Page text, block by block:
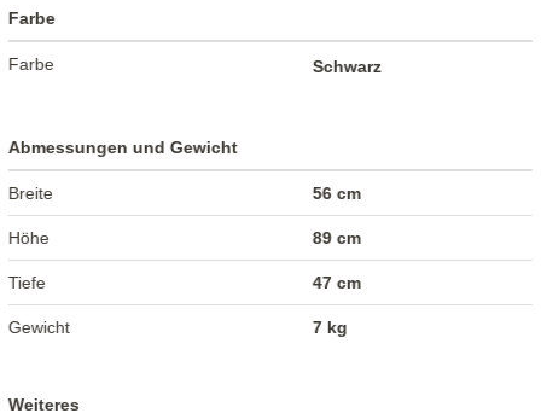
Farbe
Farbe Schwarz
Abmessungen und Gewicht
Breite 56 cm
Höhe 89 cm
Tiefe 47 cm
Gewicht 7 kg
Weiteres